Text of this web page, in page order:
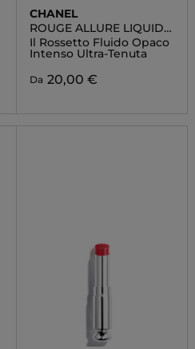
CHANEL
ROUGE ALLURE LIQUID
VELVET
Il Rossetto Fluido Opaco
Intenso Ultra-Tenuta
Da 20,00 €